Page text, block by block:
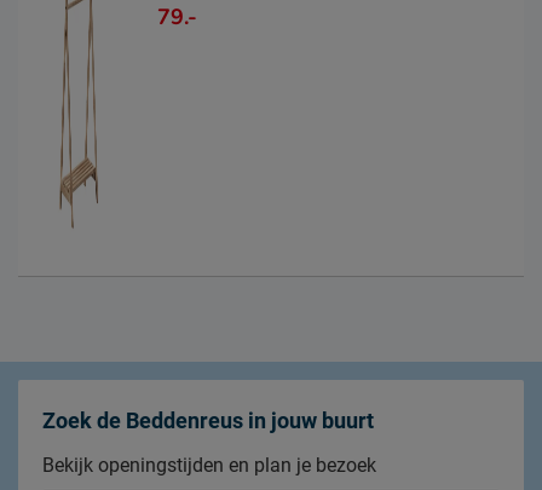
79.-
Zoek de Beddenreus in jouw buurt
Bekijk openingstijden en plan je bezoek